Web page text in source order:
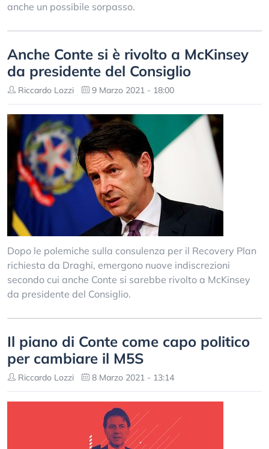
anche un possibile sorpasso.
Anche Conte si è rivolto a McKinsey
da presidente del Consiglio
Riccardo Lozzi 9 Marzo 2021 - 18:00
Dopo le polemiche sulla consulenza per il Recovery Plan
richiesta da Draghi, emergono nuove indiscrezioni
secondo cui anche Conte si sarebbe rivolto a McKinsey
da presidente del Consiglio.
Il piano di Conte come capo politico
per cambiare il M5S
Riccardo Lozzi 8 Marzo 2021 - 13:14